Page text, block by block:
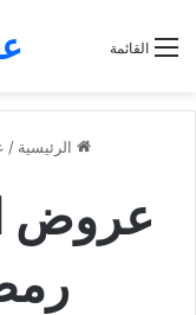
القائمة
الرئيسية /
عروض